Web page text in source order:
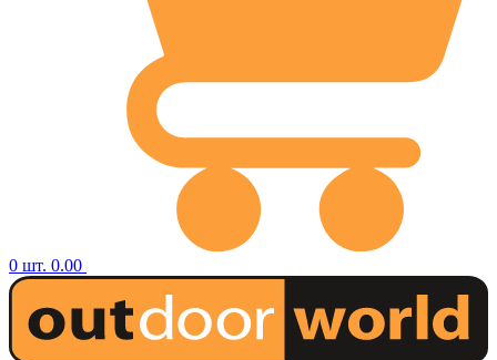
0 шт. 0.00